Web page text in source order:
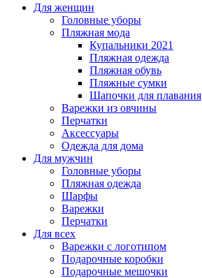
Для женщин
Головные уборы
Пляжная мода
Купальники 2021
Пляжная одежда
Пляжная обувь
Пляжные сумки
Шапочки для плавания
Варежки из овчины
Перчатки
Аксессуары
Одежда для дома
Для мужчин
Головные уборы
Пляжная одежда
Шарфы
Варежки
Перчатки
Для всех
Варежки с логотипом
Подарочные коробки
Подарочные мешочки